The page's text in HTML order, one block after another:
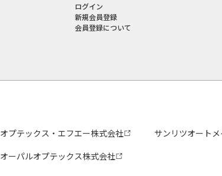
ログイン
新規会員登録
会員登録について
オプテックス・エフエー株式会社
サンリツオート
オーパルオプテックス株式会社